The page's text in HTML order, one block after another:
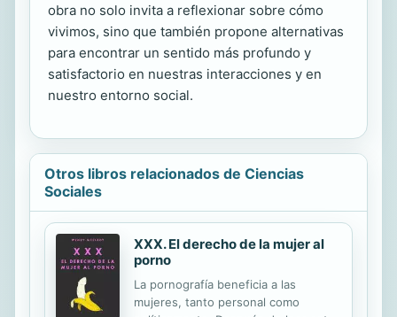
obra no solo invita a reflexionar sobre cómo
vivimos, sino que también propone alternativas
para encontrar un sentido más profundo y
satisfactorio en nuestras interacciones y en
nuestro entorno social.
Otros libros relacionados de Ciencias
Sociales
XXX. El derecho de la mujer al
porno
La pornografía beneficia a las
mujeres, tanto personal como